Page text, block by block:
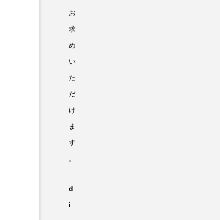
お
求
め
い
た
だ
け
ま
す
。
d
i